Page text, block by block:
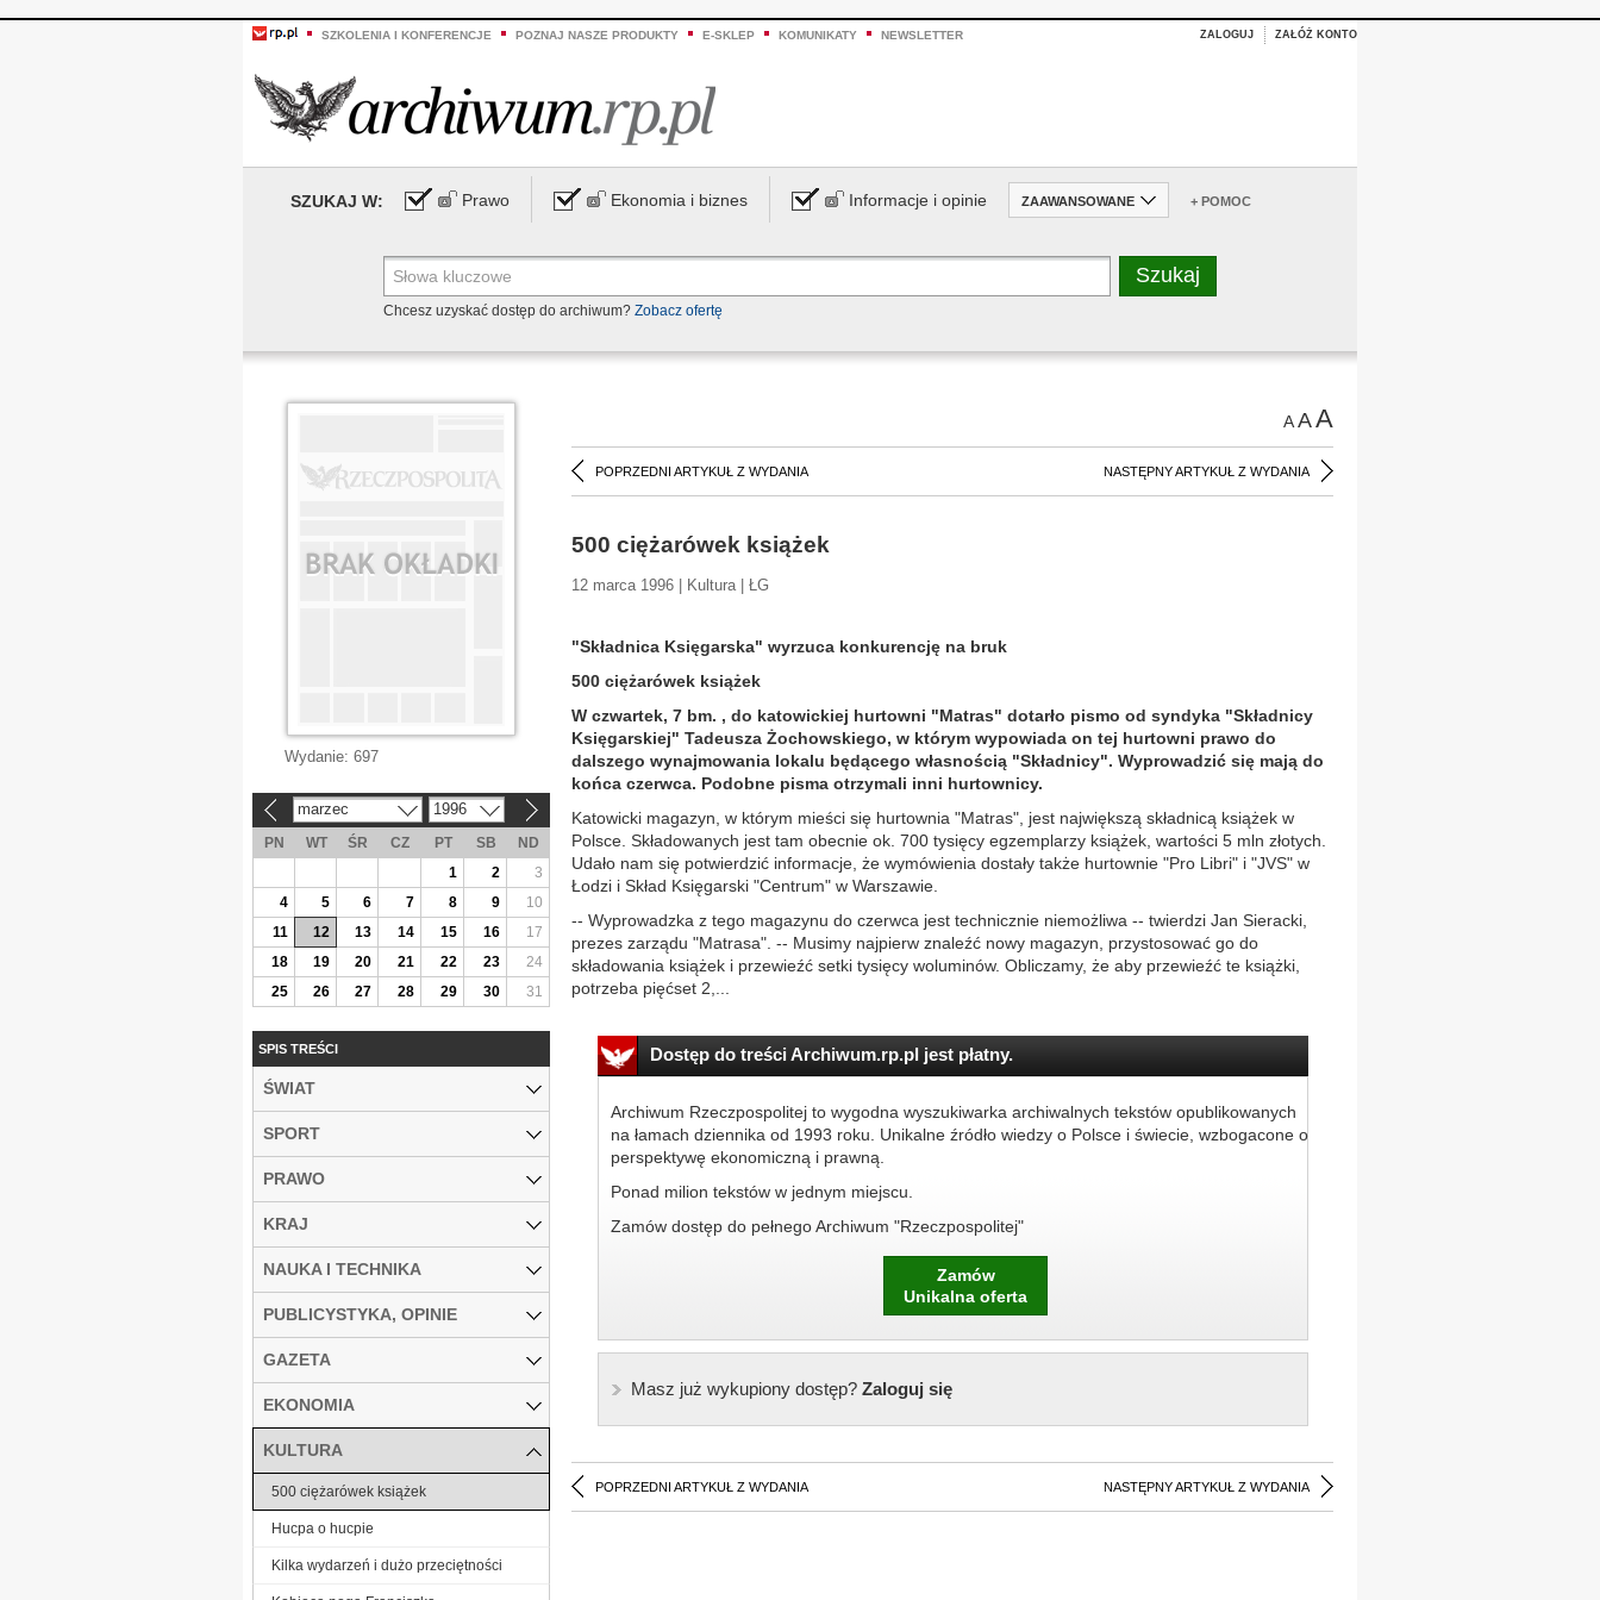
SZKOLENIA I KONFERENCJE POZNAJ NASZE PRODUKTY E-SKLEP KOMUNIKATY NEWSLETTER ZALOGUJ ZAŁÓŻ KONTO
SZUKAJ W: Prawo Ekonomia i biznes Informacje i opinie ZAAWANSOWANE + POMOC
Chcesz uzyskać dostęp do archiwum? Zobacz ofertę
AAA
POPRZEDNI ARTYKUŁ Z WYDANIA NASTĘPNY ARTYKUŁ Z WYDANIA
500 ciężarówek książek
12 marca 1996 | Kultura | ŁG
"Składnica Księgarska" wyrzuca konkurencję na bruk
500 ciężarówek książek
W czwartek, 7 bm. , do katowickiej hurtowni "Matras" dotarło pismo od syndyka "Składnicy
Księgarskiej" Tadeusza Żochowskiego, w którym wypowiada on tej hurtowni prawo do
dalszego wynajmowania lokalu będącego własnością "Składnicy". Wyprowadzić się mają do
końca czerwca. Podobne pisma otrzymali inni hurtownicy.
Katowicki magazyn, w którym mieści się hurtownia "Matras", jest największą składnicą książek w
Polsce. Składowanych jest tam obecnie ok. 700 tysięcy egzemplarzy książek, wartości 5 mln złotych.
Udało nam się potwierdzić informacje, że wymówienia dostały także hurtownie "Pro Libri" i "JVS" w
Łodzi i Skład Księgarski "Centrum" w Warszawie.
-- Wyprowadzka z tego magazynu do czerwca jest technicznie niemożliwa -- twierdzi Jan Sieracki,
prezes zarządu "Matrasa". -- Musimy najpierw znaleźć nowy magazyn, przystosować go do
składowania książek i przewieźć setki tysięcy woluminów. Obliczamy, że aby przewieźć te książki,
potrzeba pięćset 2,...
Dostęp do treści Archiwum.rp.pl jest płatny.
Archiwum Rzeczpospolitej to wygodna wyszukiwarka archiwalnych tekstów opublikowanych
na łamach dziennika od 1993 roku. Unikalne źródło wiedzy o Polsce i świecie, wzbogacone o
perspektywę ekonomiczną i prawną.
Ponad milion tekstów w jednym miejscu.
Zamów dostęp do pełnego Archiwum "Rzeczpospolitej"
Zamów
Unikalna oferta
Masz już wykupiony dostęp?Zaloguj się
POPRZEDNI ARTYKUŁ Z WYDANIA NASTĘPNY ARTYKUŁ Z WYDANIA
Wydanie: 697
marzec 1996
PN WT ŚR CZ PT SB
ND
1
2
3
4
5 6 7 8 9
10
11
12 13 14 15 16
17
18
19 20 21 22 23
24
25
26 27 28 29 30 31
SPIS TREŚCI
ŚWIAT
SPORT
PRAWO
KRAJ
NAUKA I TECHNIKA
PUBLICYSTYKA, OPINIE
GAZETA
EKONOMIA
KULTURA
500 ciężarówek książek
Hucpa o hucpie
Kilka wydarzeń i dużo przeciętności